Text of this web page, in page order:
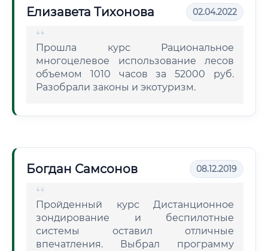
Елизавета Тихонова 02.04.2022
Прошла курс Рациональное
многоцелевое использование лесов
объемом 1010 часов за 52000 руб.
Разобрали законы и экотуризм.
Богдан Самсонов 08.12.2019
Пройденный курс Дистанционное
зондирование и беспилотные
системы оставил отличные
впечатления. Выбрал программу